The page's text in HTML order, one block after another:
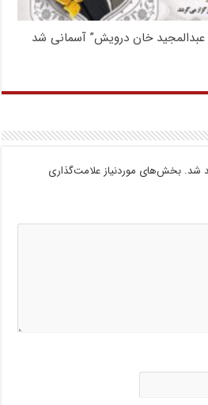
خان درویش” آسمانی شد
شد. بخش‌های موردنیاز علامت‌گذاری